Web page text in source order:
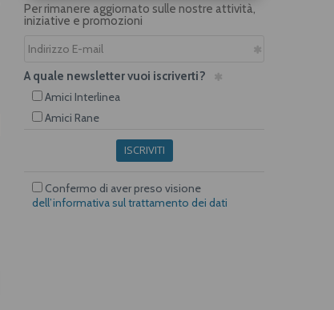
Per rimanere aggiornato sulle nostre attività,
iniziative e promozioni
A quale newsletter vuoi iscriverti?
Amici Interlinea
Amici Rane
ISCRIVITI
Confermo di aver preso visione
dell’informativa sul trattamento dei dati